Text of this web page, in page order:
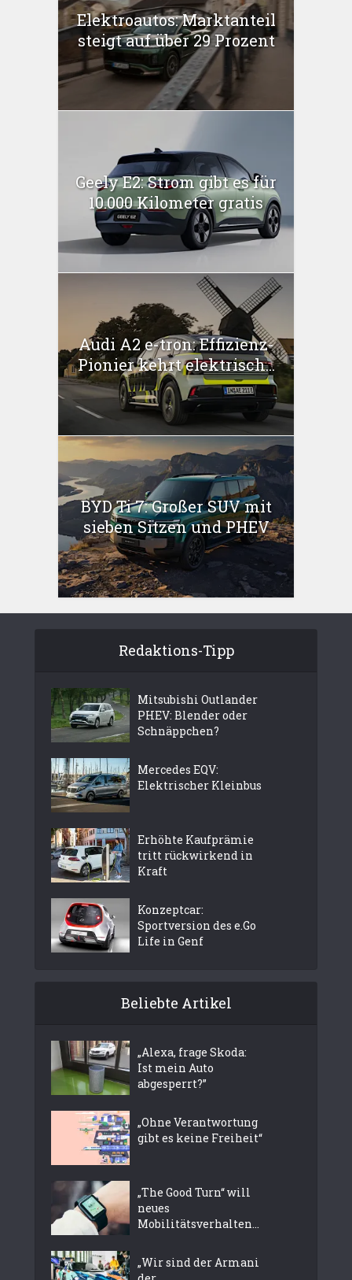
Elektroautos: Marktanteil
steigt auf über 29 Prozent
Geely E2: Strom gibt es für
10.000 Kilometer gratis
Audi A2 e-tron: Effizienz-
Pionier kehrt elektrisch...
BYD Ti 7: Großer SUV mit
sieben Sitzen und PHEV
Redaktions-Tipp
Mitsubishi Outlander
PHEV: Blender oder
Schnäppchen?
Mercedes EQV:
Elektrischer Kleinbus
Erhöhte Kaufprämie
tritt rückwirkend in
Kraft
Konzeptcar:
Sportversion des e.Go
Life in Genf
Beliebte Artikel
„Alexa, frage Skoda:
Ist mein Auto
abgesperrt?”
„Ohne Verantwortung
gibt es keine Freiheit“
„The Good Turn“ will
neues
Mobilitätsverhalten...
„Wir sind der Armani